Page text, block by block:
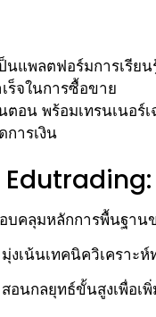
นแพลตฟอร์มการเรีย
ร็จในการซื้อขาย
อน พร้อมเทรนเนอร์
ารเงิน
Edutrading:
บคลุมหลักการพื้นฐาน
มุ่งเน้นเทคนิควิเคราะ
สอนกลยุทธ์ขั้นสูงเพื่อเ